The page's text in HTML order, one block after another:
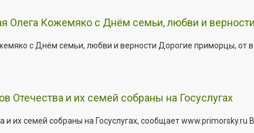
Олега Кожемяко с Днём семьи, любви и верности
с Днём семьи, любви и верности Дорогие приморцы, от
и их семей собраны на Госуслугах
их семей собраны на Госуслугах, сообщает